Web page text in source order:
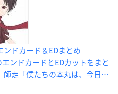
ドカード＆EDまとめ
ンドカードとEDカットをまと
走「僕たちの本丸は、今日…